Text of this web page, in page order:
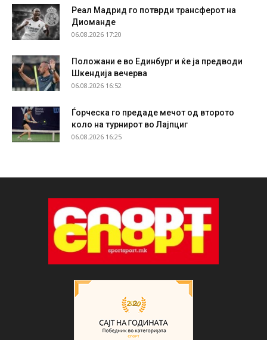
Реал Мадрид го потврди трансферот на
Диоманде
06.08.2026 17:20
Положани е во Единбург и ќе ја предводи
Шкендија вечерва
06.08.2026 16:52
Ѓорческа го предаде мечот од второто
коло на турнирот во Лајпциг
06.08.2026 16:25